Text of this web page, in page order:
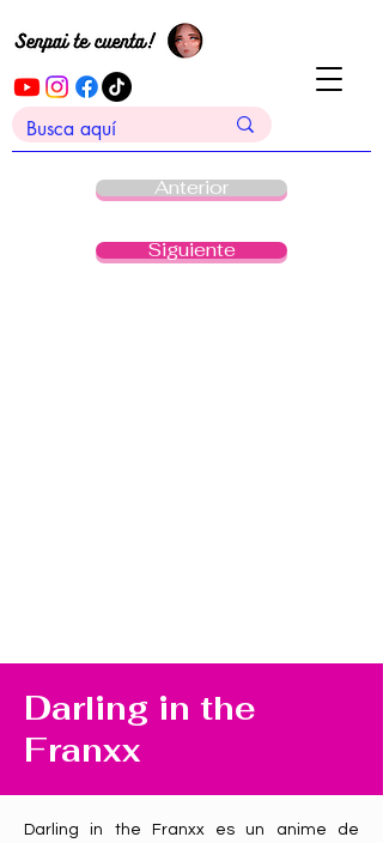
Anterior
Siguiente
Darling in the
Franxx
Darling in the Franxx es un anime de